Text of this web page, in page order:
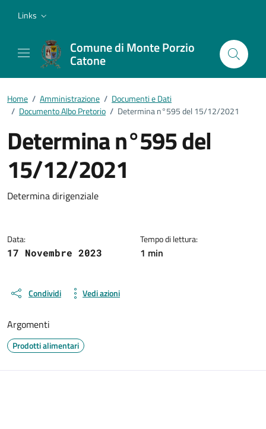
Links
Comune di Monte Porzio
Catone
Home / Amministrazione / Documenti e Dati
/ Documento Albo Pretorio / Determina n°595 del 15/12/2021
Determina n°595 del
15/12/2021
Dettagli del documento
Determina dirigenziale
Data:
17 Novembre 2023
Tempo di lettura:
1 min
Condividi Vedi azioni
Argomenti
Prodotti alimentari